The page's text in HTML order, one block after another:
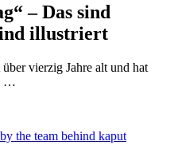
– Das sind
illustriert
vierzig Jahre alt und hat
…
the team behind kaput